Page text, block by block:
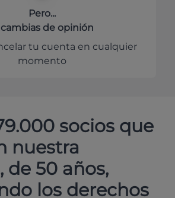
Pero...
de opinión
tu cuenta en cualquier
momento
socios que
nuestra
de 50 años,
los derechos